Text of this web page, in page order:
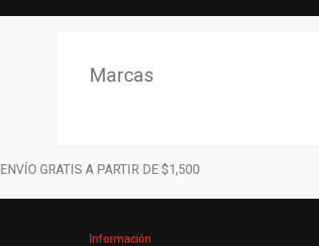
Marcas
ENVÍO GRATIS A PARTIR DE $1,500
Información